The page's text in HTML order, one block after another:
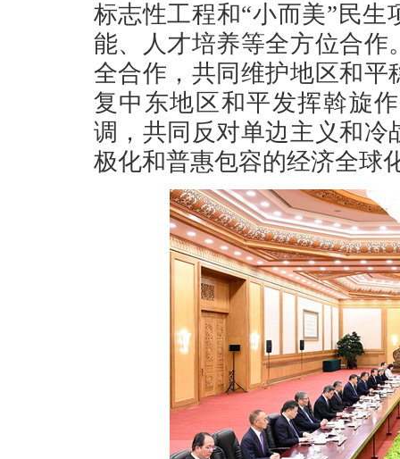
标志性工程和“小而美”民
能、人才培养等全方位合
全合作，共同维护地区和
复中东地区和平发挥斡旋
调，共同反对单边主义和
极化和普惠包容的经济全球